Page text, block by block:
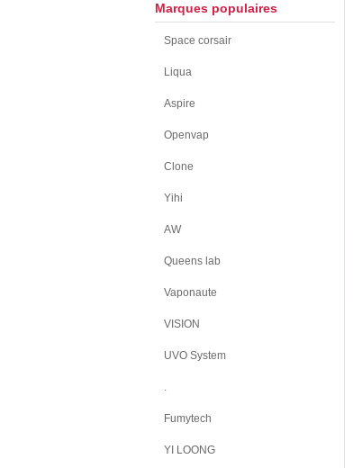
Marques populaires
Space corsair
Liqua
Aspire
Openvap
Clone
Yihi
AW
Queens lab
Vaponaute
VISION
UVO System
.
Fumytech
YI LOONG